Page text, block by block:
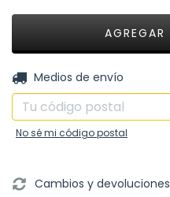
Entregas para el CP:
Medios de envío
No sé mi código postal
Cambios y devoluciones